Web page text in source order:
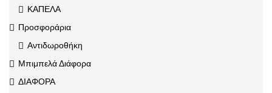
ΚΑΠΕΛΑ
Προσφοράρια
Αντιδωροθήκη
Μπιμπελά Διάφορα
ΔΙΑΦΟΡΑ